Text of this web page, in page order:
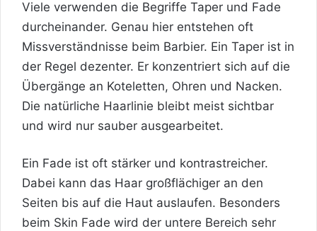
Viele verwenden die Begriffe Taper und Fade
durcheinander. Genau hier entstehen oft
Missverständnisse beim Barbier. Ein Taper ist in
der Regel dezenter. Er konzentriert sich auf die
Übergänge an Koteletten, Ohren und Nacken.
Die natürliche Haarlinie bleibt meist sichtbar
und wird nur sauber ausgearbeitet.
Ein Fade ist oft stärker und kontrastreicher.
Dabei kann das Haar großflächiger an den
Seiten bis auf die Haut auslaufen. Besonders
beim Skin Fade wird der untere Bereich sehr